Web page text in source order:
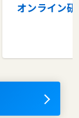
オンライン研
タレントマ
OKRツール